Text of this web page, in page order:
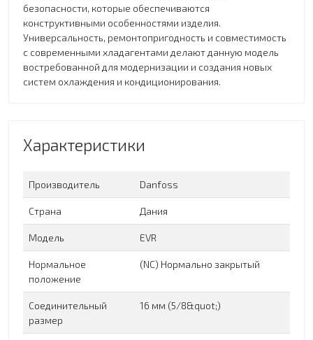
безопасности, которые обеспечиваются
конструктивными особенностями изделия.
Универсальность, ремонтопригодность и совместимость
с современными хладагентами делают данную модель
востребованной для модернизации и создания новых
систем охлаждения и кондиционирования.
Характеристики
Производитель Danfoss
Страна Дания
Модель EVR
Нормальное
положение
(NC) Нормально закрытый
Соединительный
размер
16 мм (5/8&quot;)